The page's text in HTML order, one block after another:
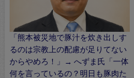
「熊本被災地で豚汁を炊き出しす
るのは宗教上の配慮が足りてない
からやめろ！」→ へずま氏「一体
何を言っているの？明日も豚肉た